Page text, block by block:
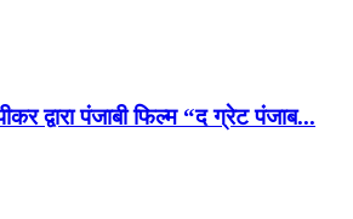
द्वारा पंजाबी फिल्म “द ग्रेट पंजाब...